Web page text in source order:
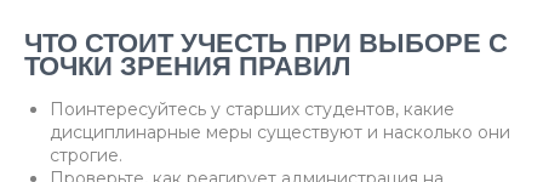
ЧТО СТОИТ УЧЕСТЬ ПРИ ВЫБОРЕ С
ТОЧКИ ЗРЕНИЯ ПРАВИЛ
Поинтересуйтесь у старших студентов, какие
дисциплинарные меры существуют и насколько они
строгие.